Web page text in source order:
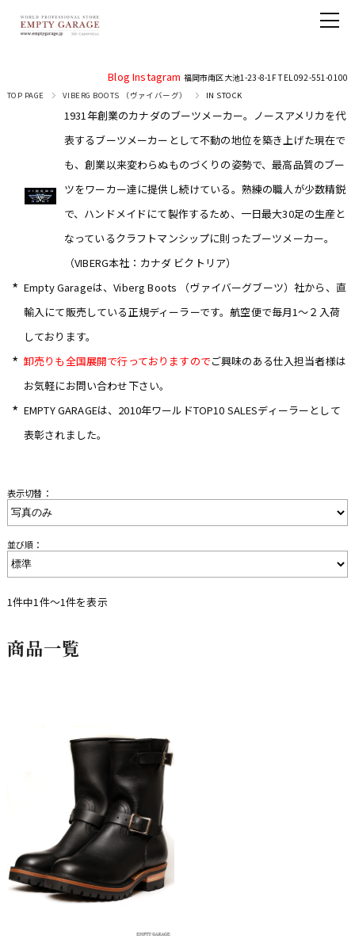
Blog Instagram 福岡市南区大池1-23-8-1F TEL 092-551-0100
TOP PAGE VIBERG BOOTS （ヴァイバーグ） IN STOCK
1931年創業のカナダのブーツメーカー。ノースアメリカを代
表するブーツメーカーとして不動の地位を築き上げた現在で
も、創業以来変わらぬものづくりの姿勢で、最高品質のブー
ツをワーカー達に提供し続けている。熟練の職人が少数精鋭
で、ハンドメイドにて製作するため、一日最大30足の生産と
なっているクラフトマンシップに則ったブーツメーカー。
（VIBERG本社：カナダ ビクトリア）
* Empty Garageは、Viberg Boots （ヴァイバーグブーツ）社から、直
輸入にて販売している正規ディーラーです。航空便で毎月1〜２入荷
しております。
* 卸売りも全国展開で行っておりますのでご興味のある仕入担当者様は
お気軽にお問い合わせ下さい。
* EMPTY GARAGEは、2010年ワールドTOP10 SALESディーラーとして
表彰されました。
表示切替：
並び順：
1件中1件〜1件を表示
商品一覧